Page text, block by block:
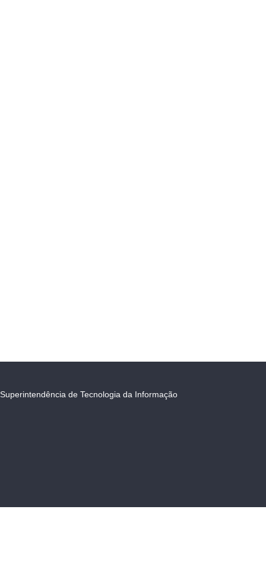
Superintendência de Tecnologia da Informação